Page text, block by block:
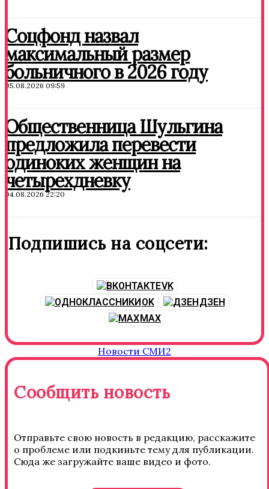
Соцфонд назвал
максимальный размер
больничного в 2026 году
05.08.2026 09:59
Общественница Шульгина
предложила перевести
одиноких женщин на
четырехдневку
04.08.2026 22:20
Подпишись на соцсети:
VK
OK
ДЗЕН
MAX
Новости СМИ2
Сообщить новость
Отправьте свою новость в редакцию, расскажите
о проблеме или подкиньте тему для публикации.
Сюда же загружайте ваше видео и фото.